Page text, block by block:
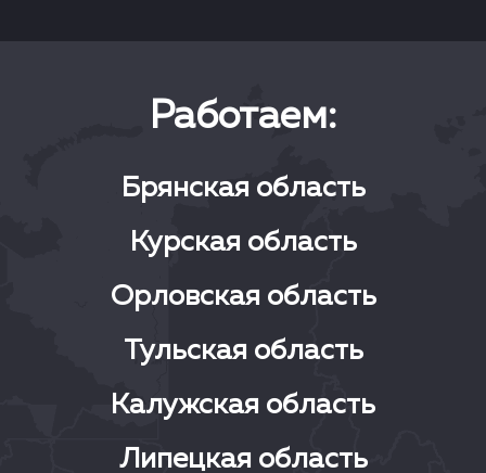
Работаем:
Брянская область
Курская область
Орловская область
Тульская область
Калужская область
Липецкая область